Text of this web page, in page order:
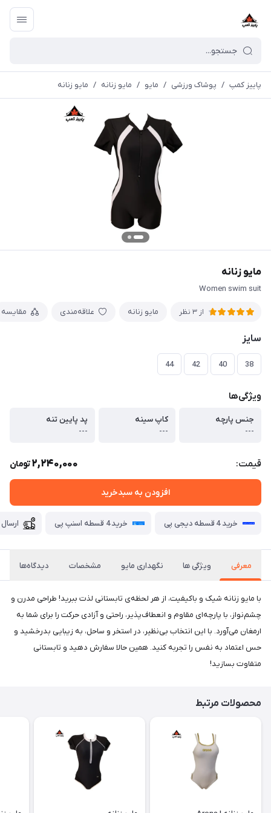
پاییز کمپ / پوشاک ورزشی / مايو / مایو زنانه / مایو زنانه
مایو زنانه
Women swim suit
از 3 نظر مایو زنانه علاقه‌مندی مقایسه
سایز
38
40
42
44
ویژگی‌ها
جنس پارچه
---
کاپ سینه
---
پد پایین تنه
---
قیمت: 2,240,000تومان
افزودن به سبدخرید
خرید 4 قسطه دیجی پی خرید 4 قسطه اسنپ پی
معرفی ویژگی ها نگهداری مایو مشخصات دیدگاه‌ها
با مایو زنانه شیک و باکیفیت، از هر لحظه‌ی تابستانی لذت ببرید! طراحی مدرن و
چشم‌نواز، با پارچه‌ای مقاوم و انعطاف‌پذیر، راحتی و آزادی حرکت را برای شما به
ارمغان می‌آورد. با این انتخاب بی‌نظیر، در استخر و ساحل، به زیبایی بدرخشید و
حس اعتماد به نفس را تجربه کنید. همین حالا سفارش دهید و تابستانی
متفاوت بسازید!
محصولات مرتبط